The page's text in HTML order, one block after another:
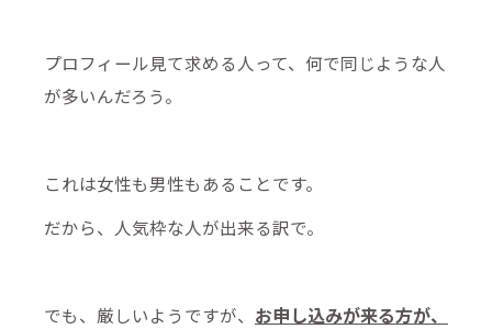
プロフィール見て求める人って、何で同じような人
が多いんだろう。
これは女性も男性もあることです。
だから、人気枠な人が出来る訳で。
でも、厳しいようですが、 お申し込みが来る方が、